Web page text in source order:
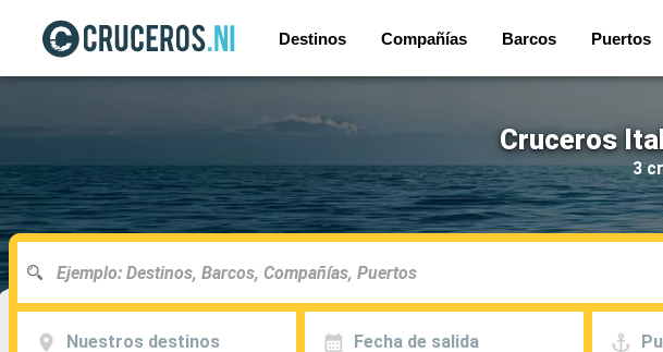
Destinos Compañías Barcos Puertos
Cruceros
3
Nuestros destinos Fecha de salida